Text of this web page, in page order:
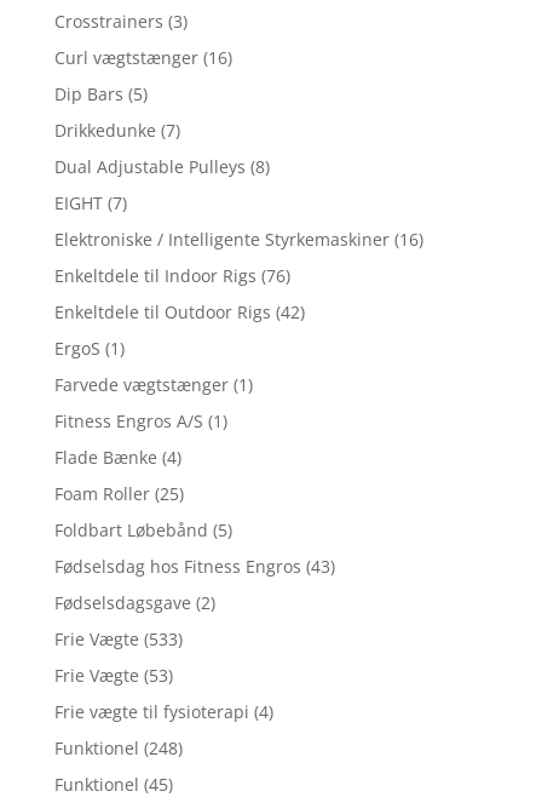
Crosstrainers (3)
Curl vægtstænger (16)
Dip Bars (5)
Drikkedunke (7)
Dual Adjustable Pulleys (8)
EIGHT (7)
Elektroniske / Intelligente Styrkemaskiner (16)
Enkeltdele til Indoor Rigs (76)
Enkeltdele til Outdoor Rigs (42)
ErgoS (1)
Farvede vægtstænger (1)
Fitness Engros A/S (1)
Flade Bænke (4)
Foam Roller (25)
Foldbart Løbebånd (5)
Fødselsdag hos Fitness Engros (43)
Fødselsdagsgave (2)
Frie Vægte (533)
Frie Vægte (53)
Frie vægte til fysioterapi (4)
Funktionel (248)
Funktionel (45)